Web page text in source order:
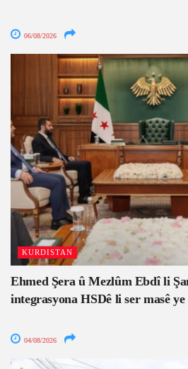
06/08/2026
KURDISTAN
Ehmed Şera û Mezlûm Ebdî li
integrasyona HSDê li ser masê ye
04/08/2026